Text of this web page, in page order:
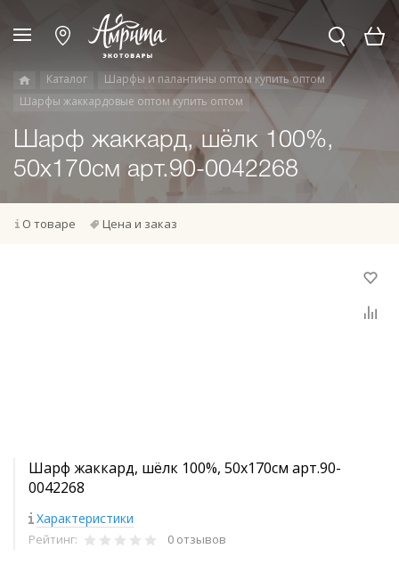
Каталог
Шарфы и палантины оптом купить оптом
Шарфы жаккардовые оптом купить оптом
Шарф жаккард, шёлк 100%,
50х170см арт.90-0042268
О товаре Цена и заказ
Шарф жаккард, шёлк 100%, 50х170см арт.90-
0042268
Характеристики
Рейтинг: 0 отзывов